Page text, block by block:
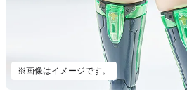
※画像はイメージです。